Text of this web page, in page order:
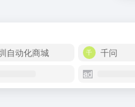
自动化商城
千问